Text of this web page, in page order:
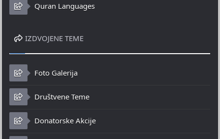
Quran Languages
IZDVOJENE TEME
Foto Galerija
Društvene Teme
Donatorske Akcije